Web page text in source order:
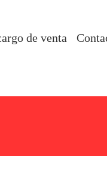
de venta